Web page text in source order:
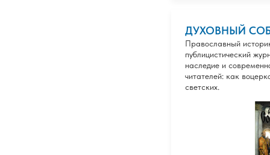
ДУХОВНЫЙ
Православный
публицистический
наследие и
читателей: как
светских.